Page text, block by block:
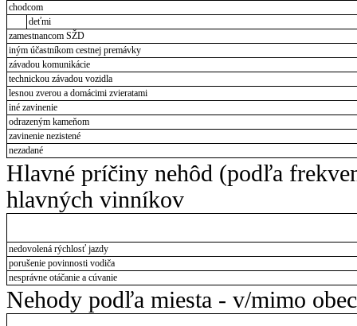
chodcom
deťmi
zamestnancom SŽD
iným účastníkom cestnej premávky
závadou komunikácie
technickou závadou vozidla
lesnou zverou a domácimi zvieratami
iné zavinenie
odrazeným kameňom
zavinenie nezistené
nezadané
Hlavné príčiny nehôd (podľa
hlavných vinníkov
nedovolená rýchlosť jazdy
porušenie povinnosti vodiča
nesprávne otáčanie a cúvanie
Nehody podľa miesta - v/mimo obec